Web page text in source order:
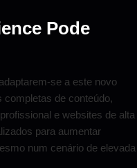
Pode
se a este novo
completas de conteúdo,
e websites de alta
para aumentar
num cenário de elevada